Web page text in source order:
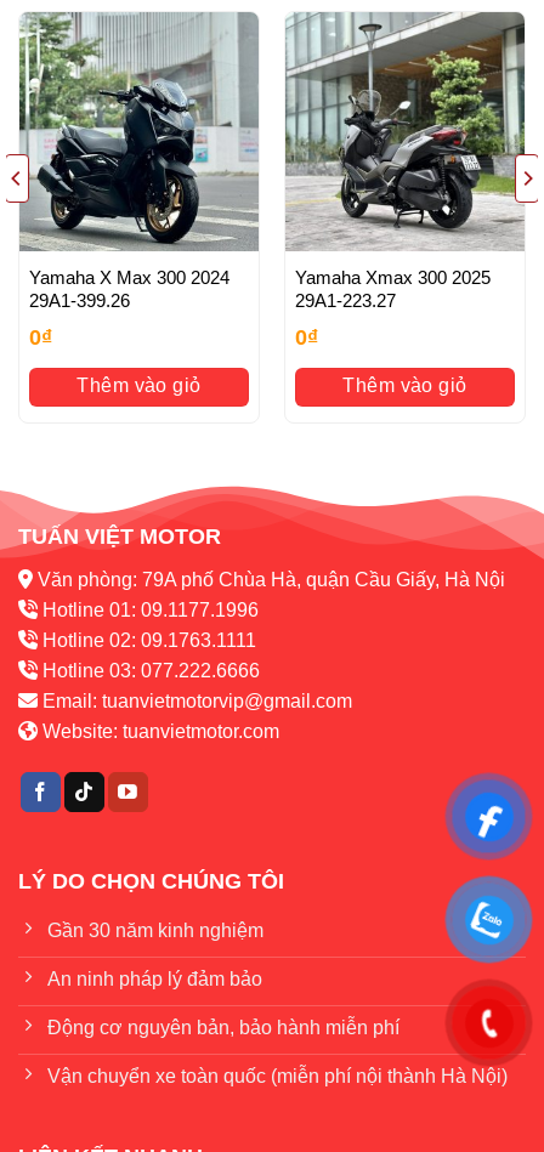
Yamaha X Max 300 2024
29A1-399.26
0₫
Thêm vào giỏ
Yamaha Xmax 300 2025
29A1-223.27
0₫
Thêm vào giỏ
TUẤN VIỆT MOTOR
Văn phòng: 79A phố Chùa Hà, quận Cầu Giấy, Hà Nội
Hotline 01: 09.1177.1996
Hotline 02: 09.1763.1111
Hotline 03: 077.222.6666
Email: tuanvietmotorvip@gmail.com
Website: tuanvietmotor.com
LÝ DO CHỌN CHÚNG TÔI
Gần 30 năm kinh nghiệm
An ninh pháp lý đảm bảo
Động cơ nguyên bản, bảo hành miễn phí
Vận chuyển xe toàn quốc (miễn phí nội thành Hà Nội)